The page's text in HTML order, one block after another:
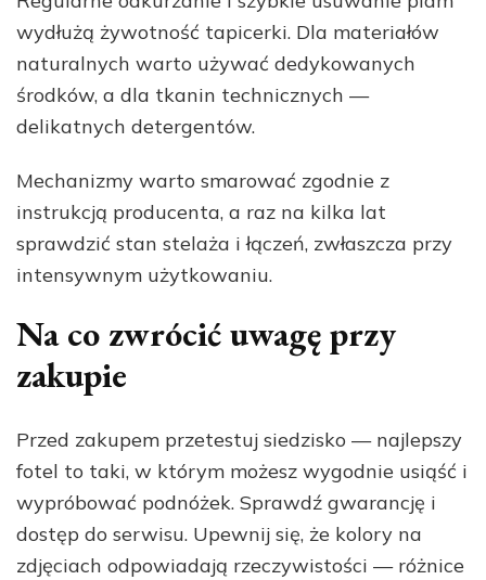
wydłużą żywotność tapicerki. Dla materiałów
naturalnych warto używać dedykowanych
środków, a dla tkanin technicznych —
delikatnych detergentów.
Mechanizmy warto smarować zgodnie z
instrukcją producenta, a raz na kilka lat
sprawdzić stan stelaża i łączeń, zwłaszcza przy
intensywnym użytkowaniu.
Na co zwrócić uwagę przy
zakupie
Przed zakupem przetestuj siedzisko — najlepszy
fotel to taki, w którym możesz wygodnie usiąść i
wypróbować podnóżek. Sprawdź gwarancję i
dostęp do serwisu. Upewnij się, że kolory na
zdjęciach odpowiadają rzeczywistości — różnice